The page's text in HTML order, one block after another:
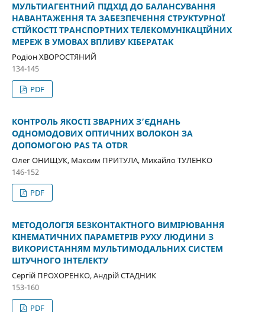
МУЛЬТИАГЕНТНИЙ ПІДХІД ДО БАЛАНСУВАННЯ
НАВАНТАЖЕННЯ ТА ЗАБЕЗПЕЧЕННЯ СТРУКТУРНОЇ
СТІЙКОСТІ ТРАНСПОРТНИХ ТЕЛЕКОМУНІКАЦІЙНИХ
МЕРЕЖ В УМОВАХ ВПЛИВУ КІБЕРАТАК
Родіон ХВОРОСТЯНИЙ
134-145
PDF
КОНТРОЛЬ ЯКОСТІ ЗВАРНИХ З’ЄДНАНЬ
ОДНОМОДОВИХ ОПТИЧНИХ ВОЛОКОН ЗА
ДОПОМОГОЮ PAS ТА OTDR
Олег ОНИЩУК, Максим ПРИТУЛА, Михайло ТУЛЕНКО
146-152
PDF
МЕТОДОЛОГІЯ БЕЗКОНТАКТНОГО ВИМІРЮВАННЯ
КІНЕМАТИЧНИХ ПАРАМЕТРІВ РУХУ ЛЮДИНИ З
ВИКОРИСТАННЯМ МУЛЬТИМОДАЛЬНИХ СИСТЕМ
ШТУЧНОГО ІНТЕЛЕКТУ
Сергій ПРОХОРЕНКО, Андрій СТАДНИК
153-160
PDF